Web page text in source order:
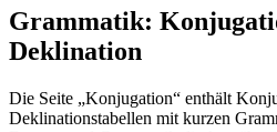
Grammatik:
Deklination
Die Seite „Konjugation“ enthält
Deklinationstabellen mit kurzen